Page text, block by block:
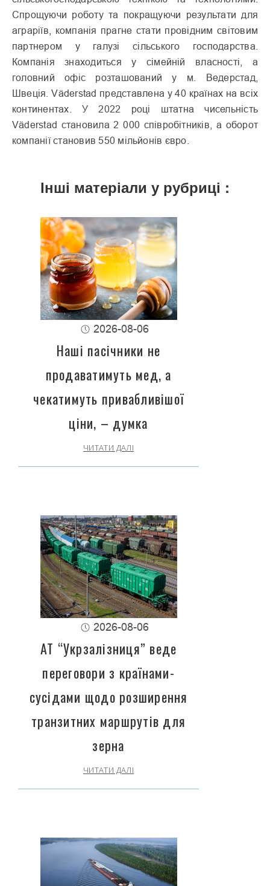
Спрощуючи роботу та покращуючи результати для
аграріїв, компанія прагне стати провідним світовим
партнером у галузі сільського господарства.
Компанія знаходиться у сімейній власності, а
головний офіс розташований у м. Ведерстад,
Швеція. Väderstad представлена у 40 країнах на всіх
континентах. У 2022 році штатна чисельність
Väderstad становила 2 000 співробітників, а оборот
компанії становив 550 мільйонів євро.
Інші матеріали у рубриці :
2026-08-06
Наші пасічники не
продаватимуть мед, а
чекатимуть привабливішої
ціни, – думка
ЧИТАТИ ДАЛІ
2026-08-06
АТ “Укрзалізниця” веде
переговори з країнами-
сусідами щодо розширення
транзитних маршрутів для
зерна
ЧИТАТИ ДАЛІ